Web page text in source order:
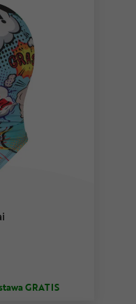
GRATIS